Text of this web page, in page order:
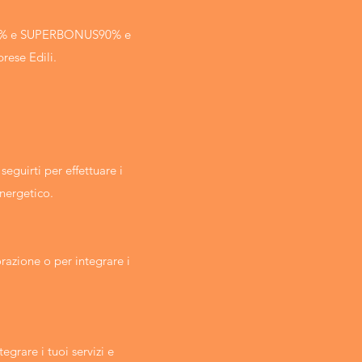
SUPERBONUS90% e
Edili.
per effettuare i
o per integrare i
i tuoi servizi e